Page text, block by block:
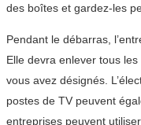
des boîtes et gardez-les
Pendant le débarras,
Elle devra enlever tous
vous avez désignés.
postes de TV peuvent
entreprises peuvent